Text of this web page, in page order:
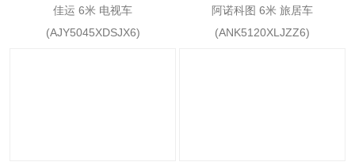
佳运 6米 电视车
(AJY5045XDSJX6)
阿诺科图 6米 旅居车
(ANK5120XLJZZ6)